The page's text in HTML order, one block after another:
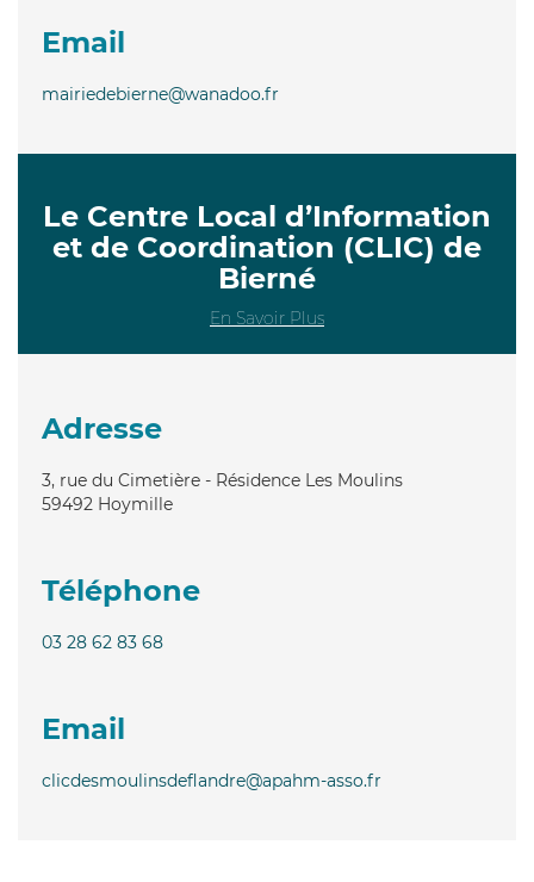
Email
mairiedebierne@wanadoo.fr
Le Centre Local d’Information
et de Coordination (CLIC) de
Bierné
En Savoir Plus
Adresse
3, rue du Cimetière - Résidence Les Moulins
59492 Hoymille
Téléphone
03 28 62 83 68
Email
clicdesmoulinsdeflandre@apahm-asso.fr